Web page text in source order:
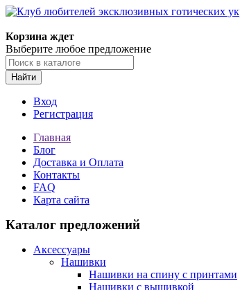
Корзина ждет
Выберите любое предложение
Найти
Вход
Регистрация
Главная
Блог
Доставка и Оплата
Контакты
FAQ
Карта сайта
Каталог предложений
Аксессуары
Нашивки
Нашивки на спину с принтами
Нашивки с вышивкой